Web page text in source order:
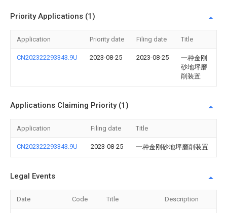
Priority Applications (1)
Application Priority date Filing date Title
CN202322293343.9U 2023-08-25 2023-08-25
一种金刚
砂地坪磨
削装置
Applications Claiming Priority (1)
Application Filing date Title
CN202322293343.9U 2023-08-25 一种金刚砂地坪磨削装置
Legal Events
Date Code Title Description